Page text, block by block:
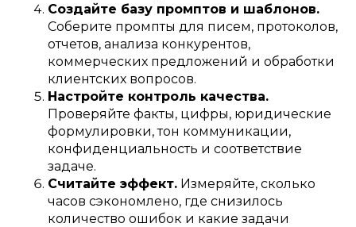
Создайте базу промптов и шаблонов.
Соберите промпты для писем, протоколов,
отчетов, анализа конкурентов,
коммерческих предложений и обработки
клиентских вопросов.
Настройте контроль качества.
Проверяйте факты, цифры, юридические
формулировки, тон коммуникации,
конфиденциальность и соответствие
задаче.
Считайте эффект. Измеряйте, сколько
часов сэкономлено, где снизилось
количество ошибок и какие задачи